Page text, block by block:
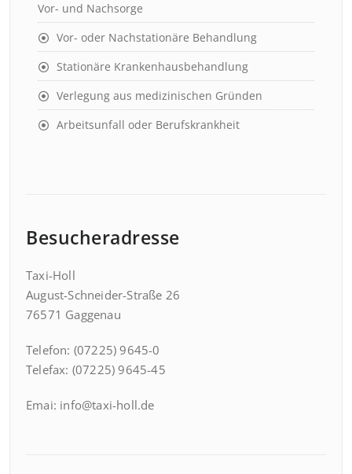
Vor- und Nachsorge
Vor- oder Nachstationäre Behandlung
Stationäre Krankenhausbehandlung
Verlegung aus medizinischen Gründen
Arbeitsunfall oder Berufskrankheit
Besucheradresse
Taxi-Holl
August-Schneider-Straße 26
76571 Gaggenau
Telefon: (07225) 9645-0
Telefax: (07225) 9645-45
Emai: info@taxi-holl.de